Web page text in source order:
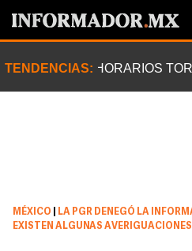
TENDENCIAS: HORARIOS
MÉXICO
LA PGR DENEGÓ LA
EXISTEN ALGUNAS